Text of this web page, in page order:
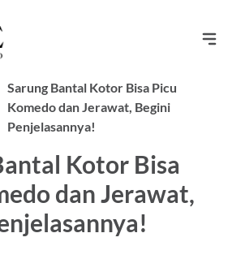
Sarung Bantal Kotor Bisa Picu
Komedo dan Jerawat, Begini
Penjelasannya!
Kotor Bisa
dan Jerawat,